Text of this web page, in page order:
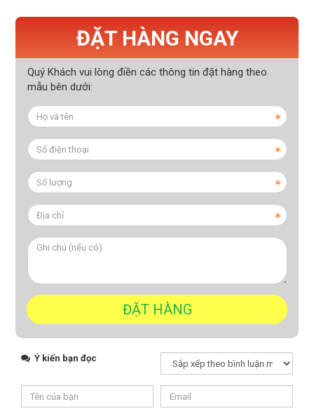
ĐẶT HÀNG NGAY
Quý Khách vui lòng điền các thông tin đặt hàng theo
mẫu bên dưới:
Ý kiến bạn đọc